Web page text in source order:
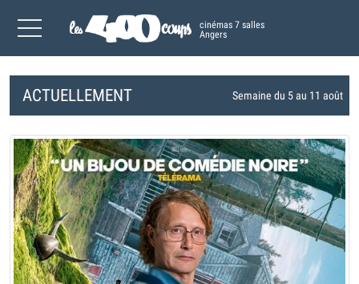
cinémas 7 salles
Angers
ACTUELLEMENT Semaine du 5 au 11 août